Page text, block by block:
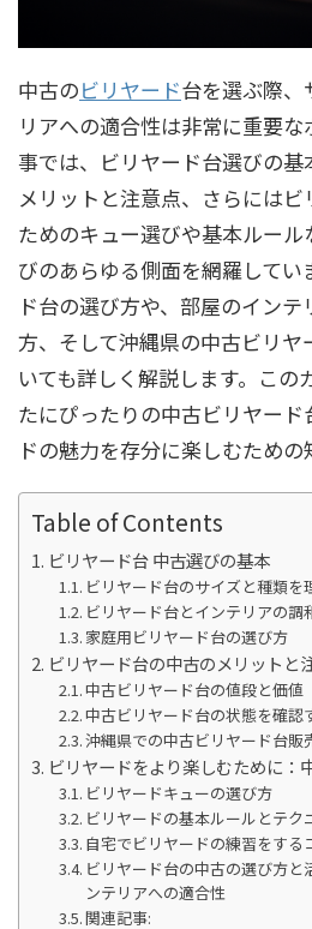
中古のビリヤード台を選ぶ際、
リアへの適合性は非常に重要
事では、ビリヤード台選びの
メリットと注意点、さらには
ためのキュー選びや基本ルー
びのあらゆる側面を網羅してい
ド台の選び方や、部屋のイン
方、そして沖縄県の中古ビリ
いても詳しく解説します。この
たにぴったりの中古ビリヤード
ドの魅力を存分に楽しむための
Table of Contents
ビリヤード台 中古選びの基本
ビリヤード台のサイズと種類を
ビリヤード台とインテリアの調
家庭用ビリヤード台の選び方
ビリヤード台の中古のメリットと
中古ビリヤード台の値段と価値
中古ビリヤード台の状態を確認
沖縄県での中古ビリヤード台販
ビリヤードをより楽しむために：
ビリヤードキューの選び方
ビリヤードの基本ルールとテク
自宅でビリヤードの練習をする
ビリヤード台の中古の選び方
ンテリアへの適合性
関連記事: